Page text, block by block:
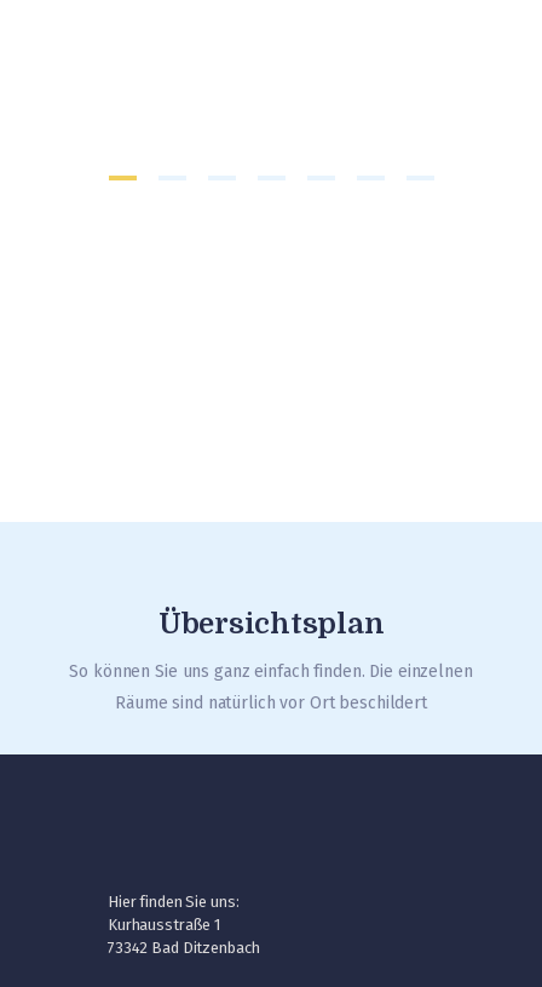
Übersichtsplan
So können Sie uns ganz einfach finden. Die einzelnen
Räume sind natürlich vor Ort beschildert
Hier finden Sie uns:
Kurhausstraße 1
73342 Bad Ditzenbach